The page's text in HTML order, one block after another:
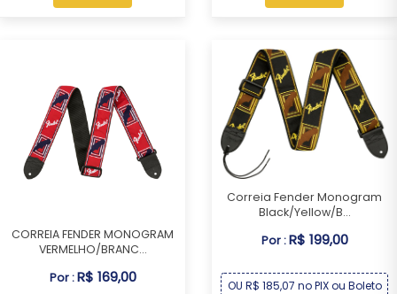
CORREIA FENDER MONOGRAM
VERMELHO/BRANC...
Por :R$ 169,00
Correia Fender Monogram
Black/Yellow/B...
Por :R$ 199,00
OU R$ 185,07 no PIX ou Boleto